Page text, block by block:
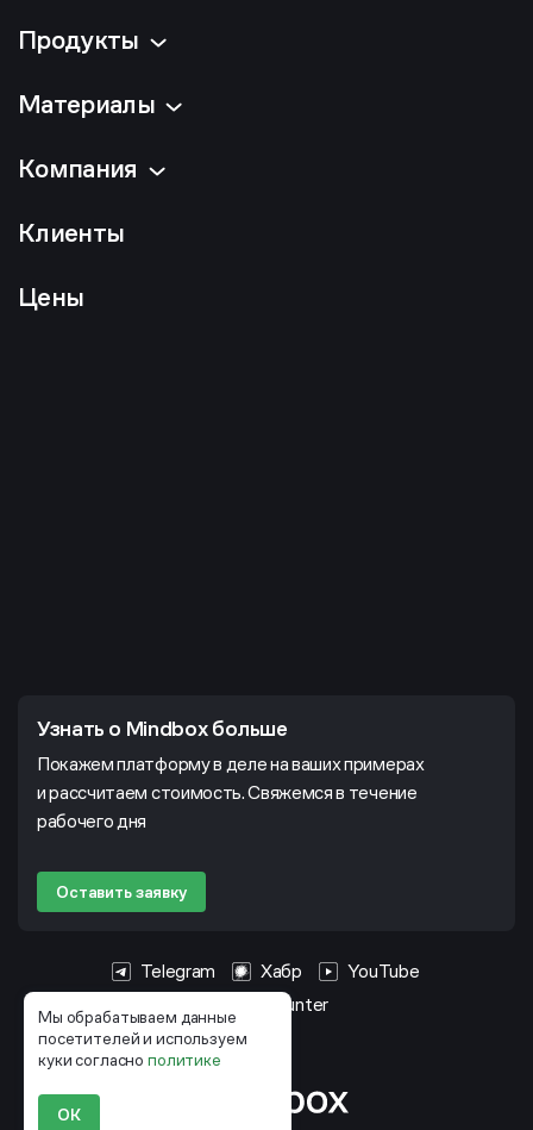
Мы обрабатываем данные
посетителей и используем
куки согласнополитике
ОК
Продукты
Материалы
Компания
Клиенты
Цены
Узнать о Mindbox больше
Покажем платформу в деле на ваших примерах
и рассчитаем стоимость. Свяжемся в течение
рабочего дня
Оставить заявку
Telegram Хабр
YouTube
HeadHunter